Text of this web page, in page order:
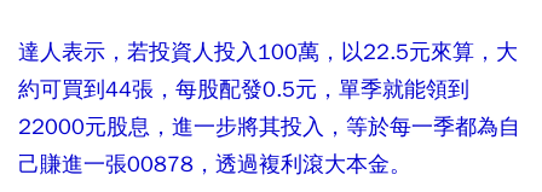
達人表示，若投資人投入100萬，以22.5元來算，大
約可買到44張，每股配發0.5元，單季就能領到
22000元股息，進一步將其投入，等於每一季都為自
己賺進一張00878，透過複利滾大本金。